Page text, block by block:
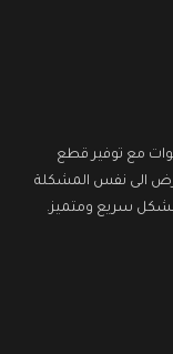
مع توفير قطع
الى نفس المشكلة
بشكل سريع ومتميز.